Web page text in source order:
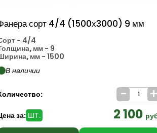
сорт 4/4 (1500х3000) 9 мм
- 4/4
мм - 9
мм - 1500
В наличии
-
за: ШТ. 2 100